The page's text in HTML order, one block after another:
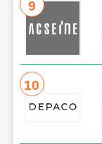
9
10